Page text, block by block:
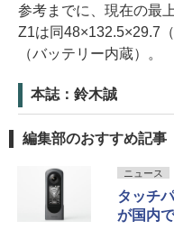
参考までに、現在の最
Z1は同48×132.5×29.7
（バッテリー内蔵）。
本誌：鈴木誠
編集部のおすすめ記事
ニュース
タッチ
が国内